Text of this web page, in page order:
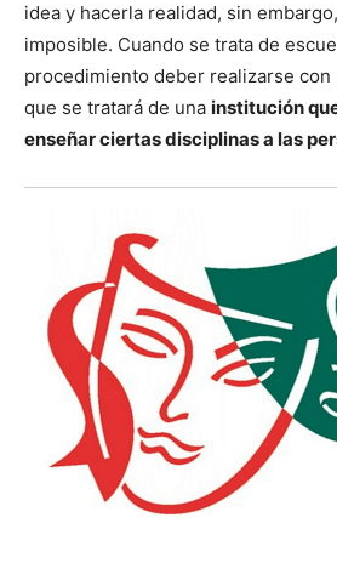
idea y hacerla realidad, sin
imposible. Cuando se trata de
procedimiento deber realizarse con
que se tratará de una institución
enseñar ciertas disciplinas a las